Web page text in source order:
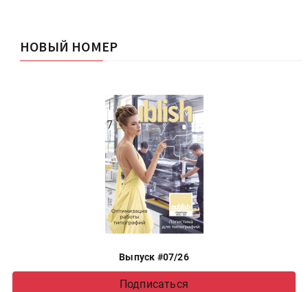
НОВЫЙ НОМЕР
Выпуск #07/26
Подписаться